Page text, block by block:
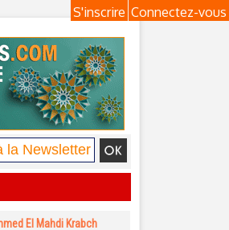
Connectez-vous
S'inscrire
El Mahdi Krabch